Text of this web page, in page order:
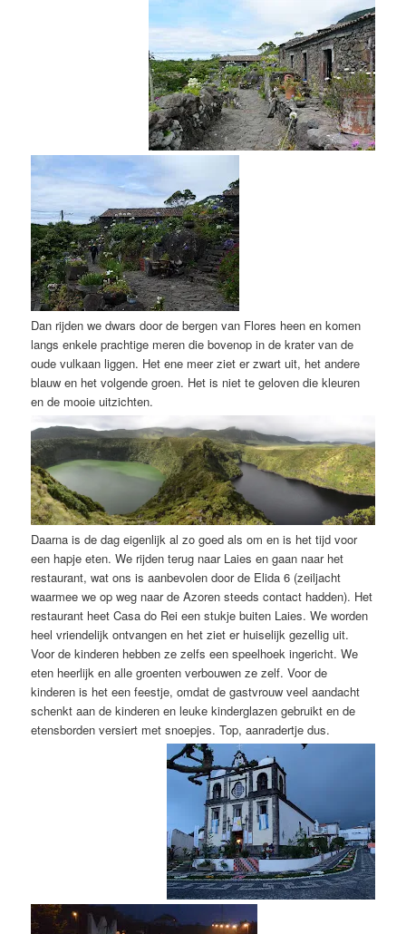
Dan rijden we dwars door de bergen van Flores heen en komen
langs enkele prachtige meren die bovenop in de krater van de
oude vulkaan liggen. Het ene meer ziet er zwart uit, het andere
blauw en het volgende groen. Het is niet te geloven die kleuren
en de mooie uitzichten.
Daarna is de dag eigenlijk al zo goed als om en is het tijd voor
een hapje eten. We rijden terug naar Laies en gaan naar het
restaurant, wat ons is aanbevolen door de Elida 6 (zeiljacht
waarmee we op weg naar de Azoren steeds contact hadden). Het
restaurant heet Casa do Rei een stukje buiten Laies. We worden
heel vriendelijk ontvangen en het ziet er huiselijk gezellig uit.
Voor de kinderen hebben ze zelfs een speelhoek ingericht. We
eten heerlijk en alle groenten verbouwen ze zelf. Voor de
kinderen is het een feestje, omdat de gastvrouw veel aandacht
schenkt aan de kinderen en leuke kinderglazen gebruikt en de
etensborden versiert met snoepjes. Top, aanradertje dus.